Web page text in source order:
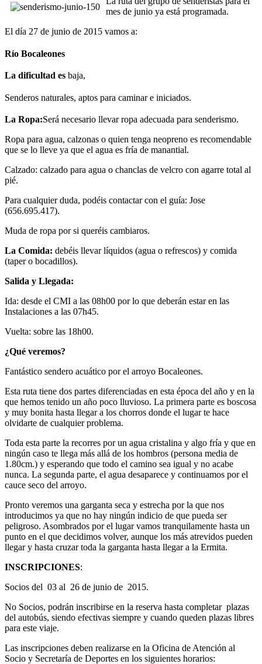
mes de junio ya está programada.
El día 27 de junio de 2015 vamos a:
Río Bocaleones
La dificultad es baja,
Senderos naturales, aptos para caminar e iniciados.
La Ropa:Será necesario llevar ropa adecuada para senderismo.
Ropa para agua, calzonas o quien tenga neopreno es recomendable
que se lo lleve ya que el agua es fría de manantial.
Calzado: calzado para agua o chanclas de velcro con agarre total al
pié.
Para cualquier duda, podéis contactar con el guía: Jose
(656.695.417).
Muda de ropa por si queréis cambiaros.
La Comida: debéis llevar líquidos (agua o refrescos) y comida
(taper o bocadillos).
Salida y Llegada:
Ida: desde el CMI a las 08h00 por lo que deberán estar en las
Instalaciones a las 07h45.
Vuelta: sobre las 18h00.
¿Qué veremos?
Fantástico sendero acuático por el arroyo Bocaleones.
Esta ruta tiene dos partes diferenciadas en esta época del año y en la
que hemos tenido un año poco lluvioso. La primera parte es boscosa
y muy bonita hasta llegar a los chorros donde el lugar te hace
olvidarte de cualquier problema.
Toda esta parte la recorres por un agua cristalina y algo fría y que en
ningún caso te llega más allá de los hombros (persona media de
1.80cm.) y esperando que todo el camino sea igual y no acabe
nunca. La segunda parte, el agua desaparece y continuamos por el
cauce seco del arroyo.
Pronto veremos una garganta seca y estrecha por la que nos
introducimos ya que no hay ningún indicio de que pueda ser
peligroso. Asombrados por el lugar vamos tranquilamente hasta un
punto en el que decidimos volver, aunque los más atrevidos pueden
llegar y hasta cruzar toda la garganta hasta llegar a la Ermita.
INSCRIPCIONES:
Socios del 03 al 26 de junio de 2015.
No Socios, podrán inscribirse en la reserva hasta completar plazas
del autobús, siendo efectivas siempre y cuando queden plazas libres
para este viaje.
Las inscripciones deben realizarse en la Oficina de Atención al
Socio y Secretaría de Deportes en los siguientes horarios: